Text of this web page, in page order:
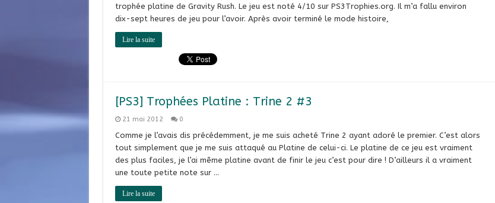
trophée platine de Gravity Rush. Le jeu est noté 4/10 sur PS3Trophies.org. Il m’a fallu environ
dix-sept heures de jeu pour l’avoir. Après avoir terminé le mode histoire,
Lire la suite
[PS3] Trophées Platine : Trine 2 #3
21 mai 2012 0
Comme je l’avais dis précédemment, je me suis acheté Trine 2 ayant adoré le premier. C’est alors
tout simplement que je me suis attaqué au Platine de celui-ci. Le platine de ce jeu est vraiment
des plus faciles, je l’ai même platine avant de finir le jeu c’est pour dire ! D’ailleurs il a vraiment
une toute petite note sur …
Lire la suite